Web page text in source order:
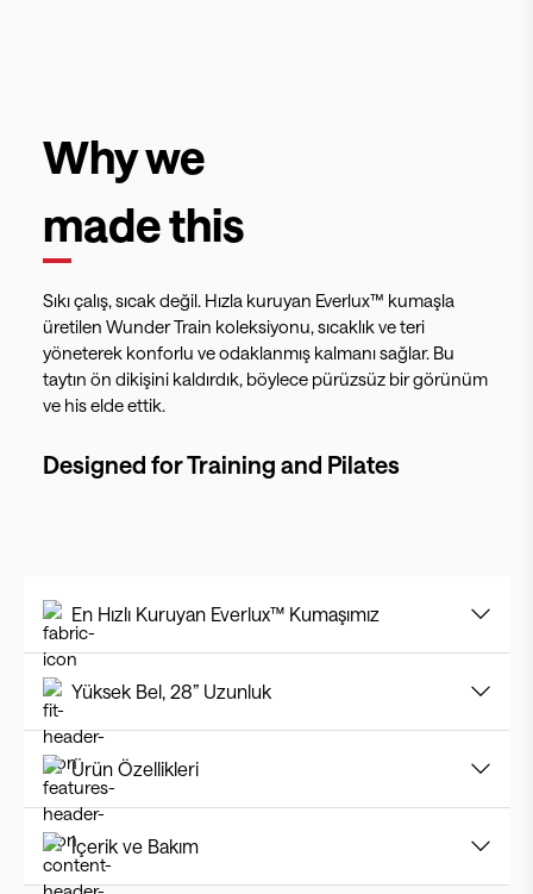
Why we
made this
Sıkı çalış, sıcak değil. Hızla kuruyan Everlux™ kumaşla
üretilen Wunder Train koleksiyonu, sıcaklık ve teri
yöneterek konforlu ve odaklanmış kalmanı sağlar. Bu
taytın ön dikişini kaldırdık, böylece pürüzsüz bir görünüm
ve his elde ettik.
Designed forTraining and Pilates
En Hızlı Kuruyan Everlux™ Kumaşımız
Yüksek Bel, 28” Uzunluk
Ürün Özellikleri
İçerik ve Bakım